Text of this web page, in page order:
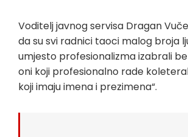
Voditelj javnog servisa Dragan
da su svi radnici taoci malog broja
umjesto profesionalizma izabrali
oni koji profesionalno rade
koji imaju imena i prezimena“.